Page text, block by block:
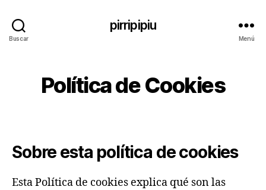
Buscar
pirripipiu
Menú
Política de Cookies
Sobre esta política de cookies
Esta Política de cookies explica qué son las